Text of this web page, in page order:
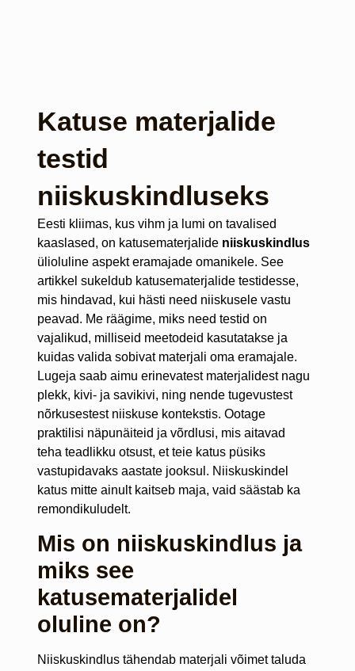
Katuse materjalide
testid
niiskuskindluseks
Eesti kliimas, kus vihm ja lumi on tavalised
kaaslased, on katusematerjalide niiskuskindlus
ülioluline aspekt eramajade omanikele. See
artikkel sukeldub katusematerjalide testidesse,
mis hindavad, kui hästi need niiskusele vastu
peavad. Me räägime, miks need testid on
vajalikud, milliseid meetodeid kasutatakse ja
kuidas valida sobivat materjali oma eramajale.
Lugeja saab aimu erinevatest materjalidest nagu
plekk, kivi- ja savikivi, ning nende tugevustest
nõrkusestest niiskuse kontekstis. Ootage
praktilisi näpunäiteid ja võrdlusi, mis aitavad
teha teadlikku otsust, et teie katus püsiks
vastupidavaks aastate jooksul. Niiskuskindel
katus mitte ainult kaitseb maja, vaid säästab ka
remondikuludelt.
Mis on niiskuskindlus ja
miks see
katusematerjalidel
oluline on?
Niiskuskindlus tähendab materjali võimet taluda